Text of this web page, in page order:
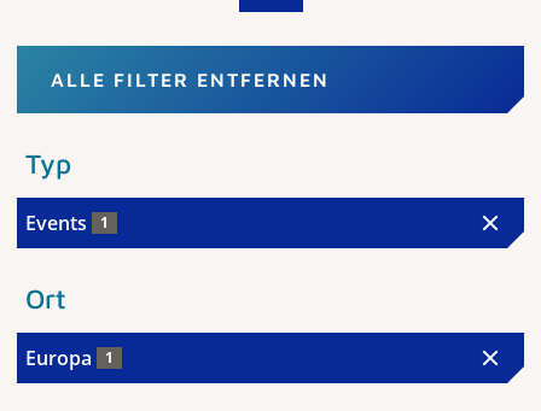
ALLE FILTER ENTFERNEN
Typ
Events 1
Ort
Europa 1